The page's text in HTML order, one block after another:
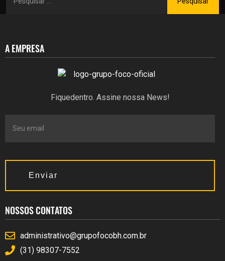
A EMPRESA
Fiquedentro. Assine nossa News!
Enviar
NOSSOS CONTATOS
administrativo@grupofocobh.com.br
(31) 98307-7552